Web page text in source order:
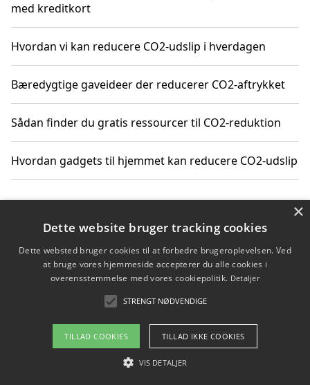
med kreditkort
Hvordan vi kan reducere CO2-udslip i hverdagen
Bæredygtige gaveideer der reducerer CO2-aftrykket
Sådan finder du gratis ressourcer til CO2-reduktion
Hvordan gadgets til hjemmet kan reducere CO2-udslip
Copyright 2026 - Pilanto Aps
Om / kontakt
Blog Betingelser
×
Dette website bruger tracking cookies
Dette websted bruger cookies til at forbedre brugeroplevelsen. Ved
at bruge vores hjemmeside accepterer du alle cookies i
overensstemmelse med vores cookiepolitik. Detaljer
STRENGT NØDVENDIGE
TILLAD COOKIES TILLAD IKKE COOKIES
VIS DETALJER